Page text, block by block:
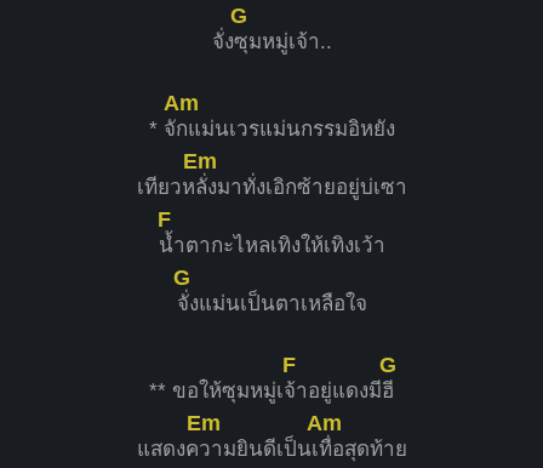
จั่ง
G
ซุมหมู่เจ้า..
* จั
Am
กแม่นเวรแม่นกรรมอิหยัง
เทียวห
Em
ลั่งมาทั่งเอิกซ้ายอยู่บ่เซา
F
น้ำตากะไหลเทิงให้เทิงเว้า
G
จั่งแม่นเป็นตาเหลือใจ
** ขอให้ซุมหมู่เ
F
จ้าอยู่แดงมี
G
ฮี
แสดงค
Em
วามยินดีเป็นเ
Am
ทื่อสุดท้าย